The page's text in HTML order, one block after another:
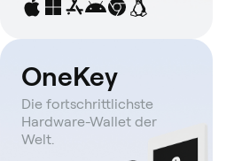
OneKey
Die fortschrittlichste
Hardware-Wallet der
Welt.